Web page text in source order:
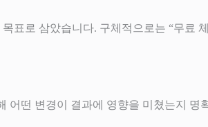
표로 삼았습니다. 구체적으로는 “무료
어떤 변경이 결과에 영향을 미쳤는지 명